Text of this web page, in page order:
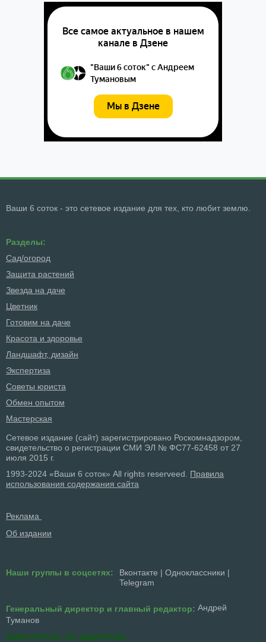
Ваши 6 соток - это сетевое издание для тех, кто любит землю.
Разделы:
Сад/огород
Защита растений
Звезда на даче
Цветник
Готовим на даче
Красота и здоровье
Ландшафт, дизайн
Экспертиза
Советы юриста
Обмен опытом
Мастерская
Сетевое издание (сайт) зарегистрировано Роскомнадзором,
свидетельство о регистрации СМИ ЭЛ № ФС77-62458 от 27
июля 2015 г.
1993-2024 «Ваши 6 соток» All rights reserveed. Правила
использования содержания сайта
Реклама
Об издании
Наши группы в соцсетях: Вконтакте | Одноклассники |
Telegram
Генеральный директор и главный редактор: Андрей
Туманов
Заместитель ген. директора